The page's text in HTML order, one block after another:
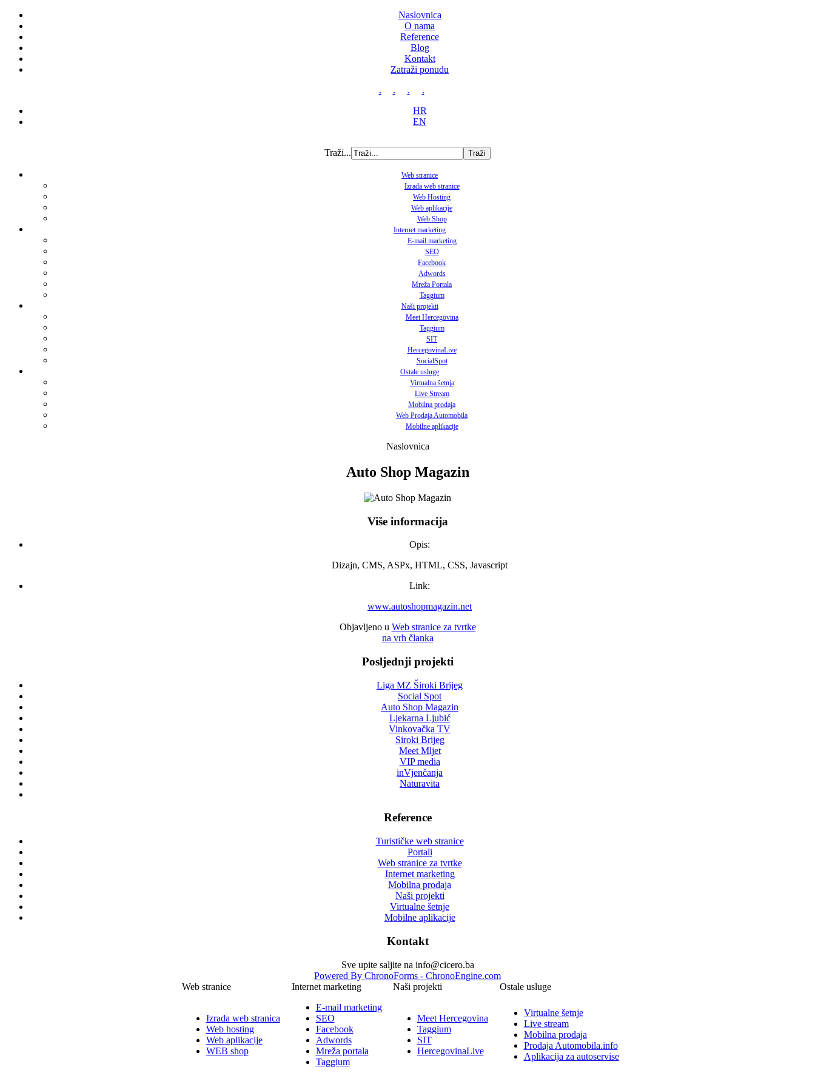
Naslovnica
O nama
Reference
Blog
Kontakt
Zatraži ponudu
.
. .
.
HR
EN
Traži...
Web stranice
Izrada web stranice
Web Hosting
Web aplikacije
Web Shop
Internet marketing
E-mail marketing
SEO
Facebook
Adwords
Mreža Portala
Taggium
Naši projekti
Meet Hercegovina
Taggium
SIT
HercegovinaLive
SocialSpot
Ostale usluge
Virtualna šetnja
Live Stream
Mobilna prodaja
Web Prodaja Automobila
Mobilne aplikacije
Naslovnica
Auto Shop Magazin
Više informacija
Opis:
Dizajn, CMS, ASPx, HTML, CSS, Javascript
Link:
www.autoshopmagazin.net
Objavljeno u Web stranice za tvrtke
na vrh članka
Posljednji projekti
Liga MZ Široki Brijeg
Social Spot
Auto Shop Magazin
Ljekarna Ljubić
Vinkovačka TV
Siroki Brijeg
Meet Mljet
VIP media
inVjenčanja
Naturavita
Reference
Turističke web stranice
Portali
Web stranice za tvrtke
Internet marketing
Mobilna prodaja
Naši projekti
Virtualne šetnje
Mobilne aplikacije
Kontakt
Sve upite saljite na info@cicero.ba
Powered By ChronoForms - ChronoEngine.com
Web stranice
Internet marketing Naši projekti Ostale usluge
Izrada web stranica
Web hosting
Web aplikacije
WEB shop
E-mail marketing
SEO
Facebook
Adwords
Mreža portala
Taggium
Meet Hercegovina
Taggium
SIT
HercegovinaLive
Virtualne šetnje
Live stream
Mobilna prodaja
Prodaja Automobila.info
Aplikacija za autoservise